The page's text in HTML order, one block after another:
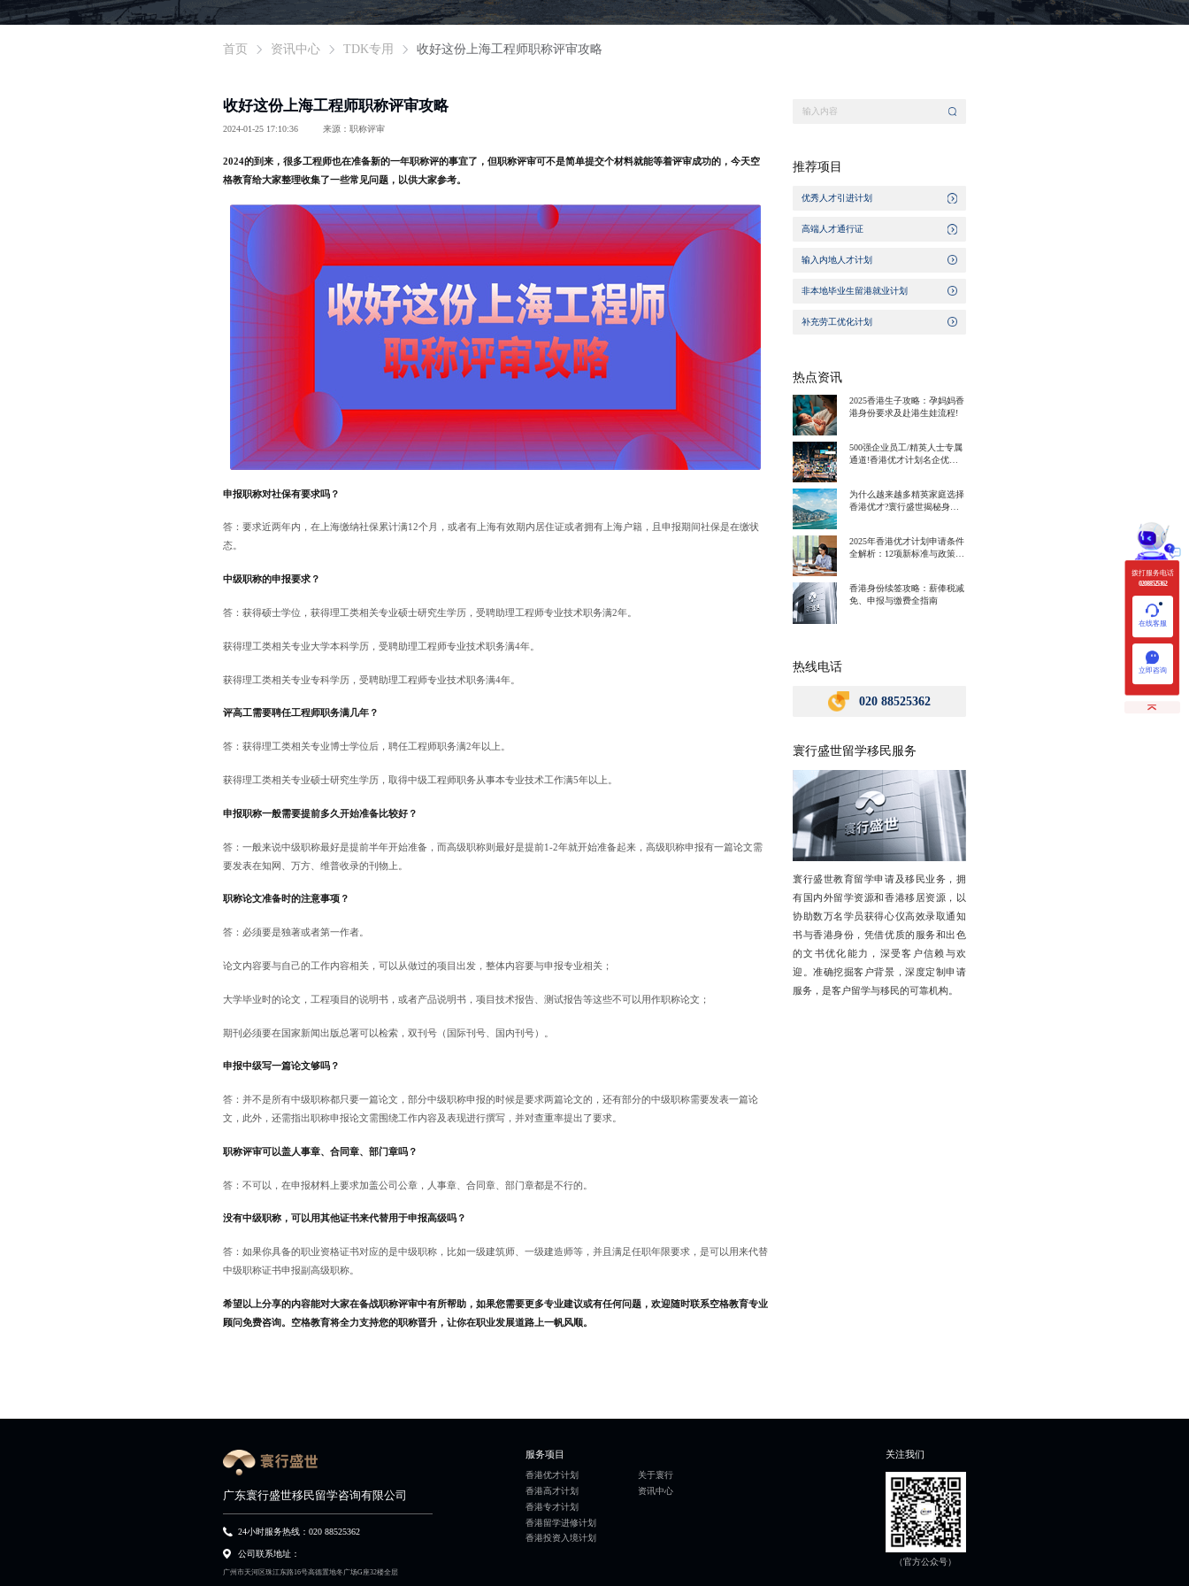
首页 资讯中心 TDK专用 收好这份上海工程师职称评审攻略
收好这份上海工程师职称评审攻略
2024-01-25 17:10:36 来源：职称评审
2024的到来，很多工程师也在准备新的一年职称评的事宜了，但职称评审可不是简单提交个材料就能等着评审成功的，今天空
格教育给大家整理收集了一些常见问题，以供大家参考。
申报职称对社保有要求吗？
答：要求近两年内，在上海缴纳社保累计满12个月，或者有上海有效期内居住证或者拥有上海户籍，且申报期间社保是在缴状
态。
中级职称的申报要求？
答：获得硕士学位，获得理工类相关专业硕士研究生学历，受聘助理工程师专业技术职务满2年。
获得理工类相关专业大学本科学历，受聘助理工程师专业技术职务满4年。
获得理工类相关专业专科学历，受聘助理工程师专业技术职务满4年。
评高工需要聘任工程师职务满几年？
答：获得理工类相关专业博士学位后，聘任工程师职务满2年以上。
获得理工类相关专业硕士研究生学历，取得中级工程师职务从事本专业技术工作满5年以上。
申报职称一般需要提前多久开始准备比较好？
答：一般来说中级职称最好是提前半年开始准备，而高级职称则最好是提前1-2年就开始准备起来，高级职称申报有一篇论文需
要发表在知网、万方、维普收录的刊物上。
职称论文准备时的注意事项？
答：必须要是独著或者第一作者。
论文内容要与自己的工作内容相关，可以从做过的项目出发，整体内容要与申报专业相关；
大学毕业时的论文，工程项目的说明书，或者产品说明书，项目技术报告、测试报告等这些不可以用作职称论文；
期刊必须要在国家新闻出版总署可以检索，双刊号（国际刊号、国内刊号）。
申报中级写一篇论文够吗？
答：并不是所有中级职称都只要一篇论文，部分中级职称申报的时候是要求两篇论文的，还有部分的中级职称需要发表一篇论
文，此外，还需指出职称申报论文需围绕工作内容及表现进行撰写，并对查重率提出了要求。
职称评审可以盖人事章、合同章、部门章吗？
答：不可以，在申报材料上要求加盖公司公章，人事章、合同章、部门章都是不行的。
没有中级职称，可以用其他证书来代替用于申报高级吗？
答：如果你具备的职业资格证书对应的是中级职称，比如一级建筑师、一级建造师等，并且满足任职年限要求，是可以用来代替
中级职称证书申报副高级职称。
希望以上分享的内容能对大家在备战职称评审中有所帮助，如果您需要更多专业建议或有任何问题，欢迎随时联系空格教育专业
顾问免费咨询。空格教育将全力支持您的职称晋升，让你在职业发展道路上一帆风顺。
推荐项目
优秀人才引进计划
高端人才通行证
输入内地人才计划
非本地毕业生留港就业计划
补充劳工优化计划
热点资讯
2025香港生子攻略：孕妈妈香
港身份要求及赴港生娃流程!
500强企业员工/精英人士专属
通道!香港优才计划名企优势
为什么越来越多精英家庭选择
香港优才?寰行盛世揭秘身份
2025年香港优才计划申请条件
全解析：12项新标准与政策解
香港身份续签攻略：薪俸税减
免、申报与缴费全指南
热线电话
020 88525362
寰行盛世留学移民服务
寰行盛世教育留学申请及移民业务，拥
有国内外留学资源和香港移居资源，以
协助数万名学员获得心仪高效录取通知
书与香港身份，凭借优质的服务和出色
的文书优化能力，深受客户信赖与欢
迎。准确挖掘客户背景，深度定制申请
服务，是客户留学与移民的可靠机构。
广东寰行盛世移民留学咨询有限公司
24小时服务热线：020 88525362
公司联系地址：
广州市天河区珠江东路16号高德置地冬广场G座32楼全层
服务项目
香港优才计划
香港高才计划
香港专才计划
香港留学进修计划
香港投资入境计划
关于寰行
资讯中心
关注我们
（官方公众号）
拨打服务电话
020 88525362
在线客服
立即咨询